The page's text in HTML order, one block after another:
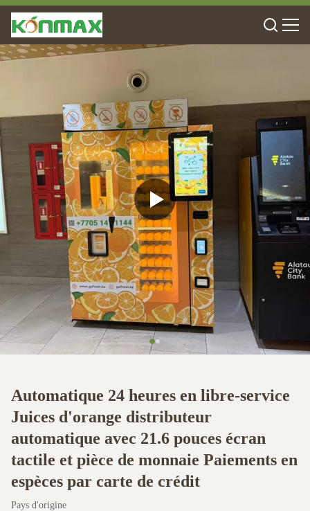
Automatique 24 heures en libre-service
Juices d'orange distributeur
automatique avec 21.6 pouces écran
tactile et pièce de monnaie Paiements en
espèces par carte de crédit
Pays d'origine